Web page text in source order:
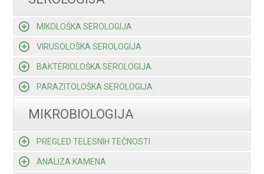
MIKOLOŠKA SEROLOGIJA
VIRUSOLOŠKA SEROLOGIJA
BAKTERIOLOŠKA SEROLOGIJA
PARAZITOLOŠKA SEROLOGIJA
MIKROBIOLOGIJA
PREGLED TELESNIH TEČNOSTI
ANALIZA KAMENA